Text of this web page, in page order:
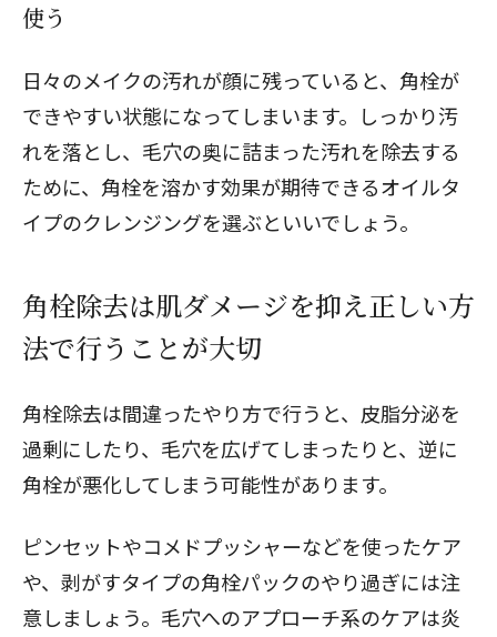
使う
日々のメイクの汚れが顔に残っていると、角栓が
できやすい状態になってしまいます。しっかり汚
れを落とし、毛穴の奥に詰まった汚れを除去する
ために、角栓を溶かす効果が期待できるオイルタ
イプのクレンジングを選ぶといいでしょう。
角栓除去は肌ダメージを抑え正しい方
法で行うことが大切
角栓除去は間違ったやり方で行うと、皮脂分泌を
過剰にしたり、毛穴を広げてしまったりと、逆に
角栓が悪化してしまう可能性があります。
ピンセットやコメドプッシャーなどを使ったケア
や、剥がすタイプの角栓パックのやり過ぎには注
意しましょう。毛穴へのアプローチ系のケアは炎